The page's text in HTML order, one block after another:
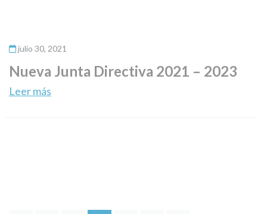
julio 30, 2021
Nueva Junta Directiva 2021 – 2023
Leer más